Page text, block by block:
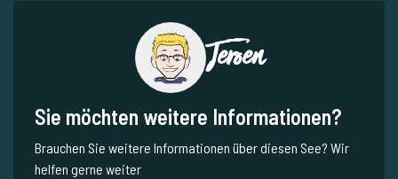
Jeroen
Sie möchten weitere Informationen?
Brauchen Sie weitere Informationen über diesen See? Wir
helfen gerne weiter